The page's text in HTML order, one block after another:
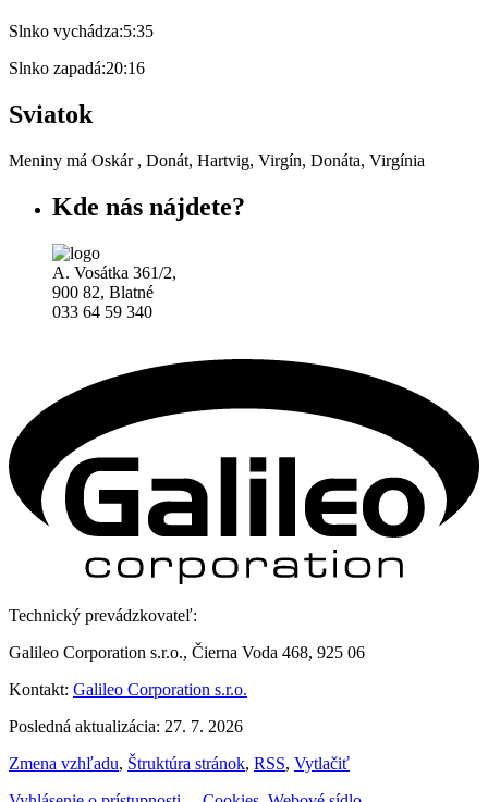
Slnko vychádza:5:35
Slnko zapadá:20:16
Sviatok
Meniny má Oskár , Donát, Hartvig, Virgín, Donáta, Virgínia
Kde nás nájdete?
A. Vosátka 361/2,
900 82, Blatné
033 64 59 340
Technický prevádzkovateľ:
Galileo Corporation s.r.o., Čierna Voda 468, 925 06
Kontakt: Galileo Corporation s.r.o.
Posledná aktualizácia: 27. 7. 2026
Zmena vzhľadu, Štruktúra stránok, RSS, Vytlačiť